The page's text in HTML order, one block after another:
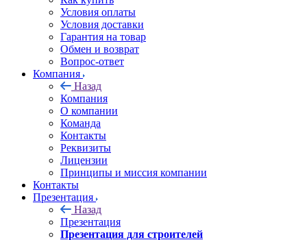
Условия оплаты
Условия доставки
Гарантия на товар
Обмен и возврат
Вопрос-ответ
Компания
Назад
Компания
О компании
Команда
Контакты
Реквизиты
Лицензии
Принципы и миссия компании
Контакты
Презентация
Назад
Презентация
Презентация для строителей